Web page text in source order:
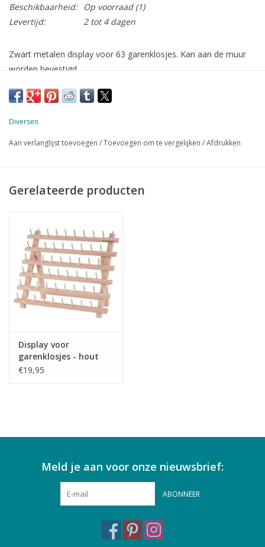
Beschikbaarheid:
Op voorraad(1)
Levertijd:
2 tot 4 dagen
Zwart metalen display voor 63 garenklosjes. Kan aan de muur
worden bevestigd
Diversen
Aan verlanglijst toevoegen /Toevoegen om te vergelijken /Afdrukken
Gerelateerde producten
Display voor
garenklosjes - hout
€19,95
Meld je aan voor onze nieuwsbrief:
ABONNEER